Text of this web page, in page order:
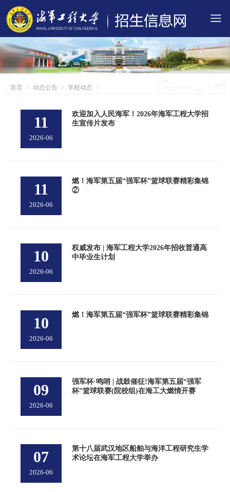
首页 动态公告 学校动态
11
2026-06
欢迎加入人民海军！2026年海军工程大学招
生宣传片发布
11
2026-06
燃！海军第五届“强军杯”篮球联赛精彩集锦
②
10
2026-06
权威发布 | 海军工程大学2026年招收普通高
中毕业生计划
10
2026-06
燃！海军第五届“强军杯”篮球联赛精彩集锦
09
2026-06
强军杯·鸣哨 | 战鼓催征!海军第五届“强军
杯”篮球联赛(院校组)在海工大燃情开赛
07
2026-06
第十八届武汉地区船舶与海洋工程研究生学
术论坛在海军工程大学举办